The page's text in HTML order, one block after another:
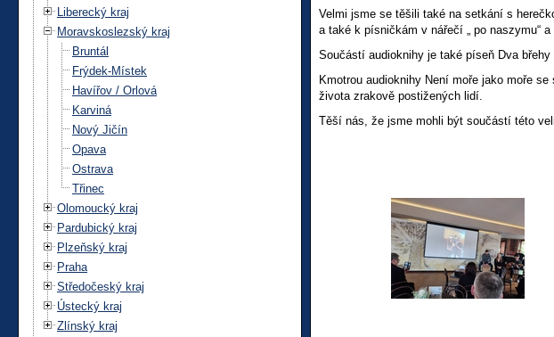
Liberecký kraj
Moravskoslezský kraj
Bruntál
Frýdek-Místek
Havířov / Orlová
Karviná
Nový Jičín
Opava
Ostrava
Třinec
Olomoucký kraj
Pardubický kraj
Plzeňský kraj
Praha
Středočeský kraj
Ústecký kraj
Zlínský kraj
Velmi jsme se těšili také na setkání s
a také k písničkám v nářečí „ po naszymu“ a
Součástí audioknihy je také píseň Dva
Kmotrou audioknihy Není moře jako moře
života zrakově postižených lidí.
Těší nás, že jsme mohli být součástí této